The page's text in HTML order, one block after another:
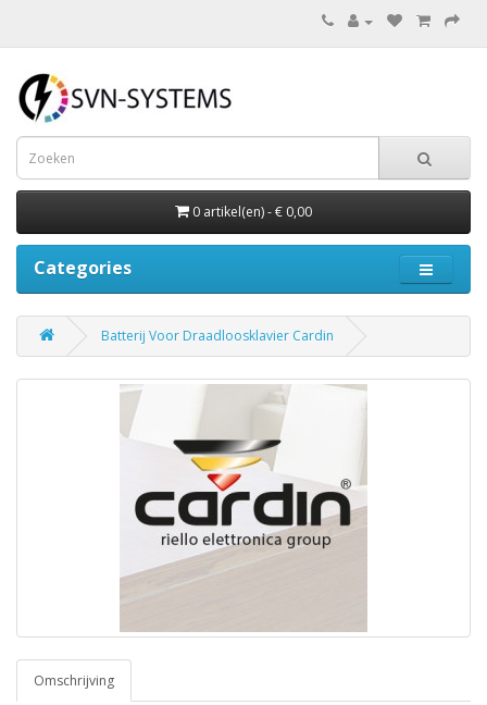
0 artikel(en) - € 0,00
Categories
Batterij Voor Draadloosklavier Cardin
Omschrijving